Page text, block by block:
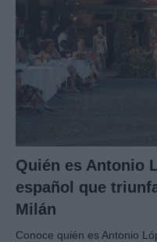
Quién es Antonio
español que
Milán
Conoce quién es Antonio